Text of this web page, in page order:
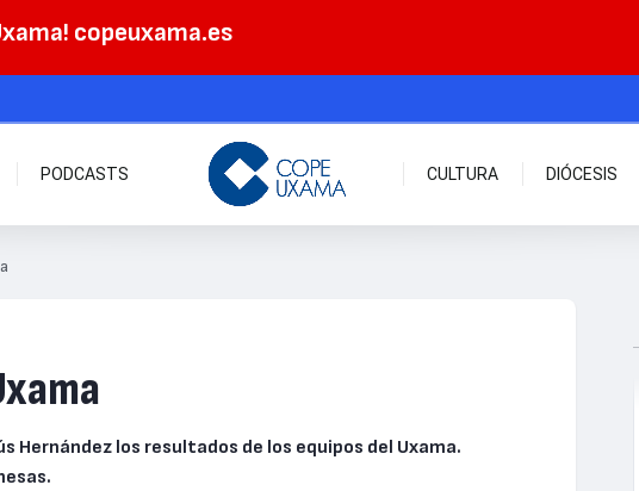
copeuxama.es
PODCASTS CULTURA DIÓCESIS
Hernández los resultados de los equipos del Uxama.